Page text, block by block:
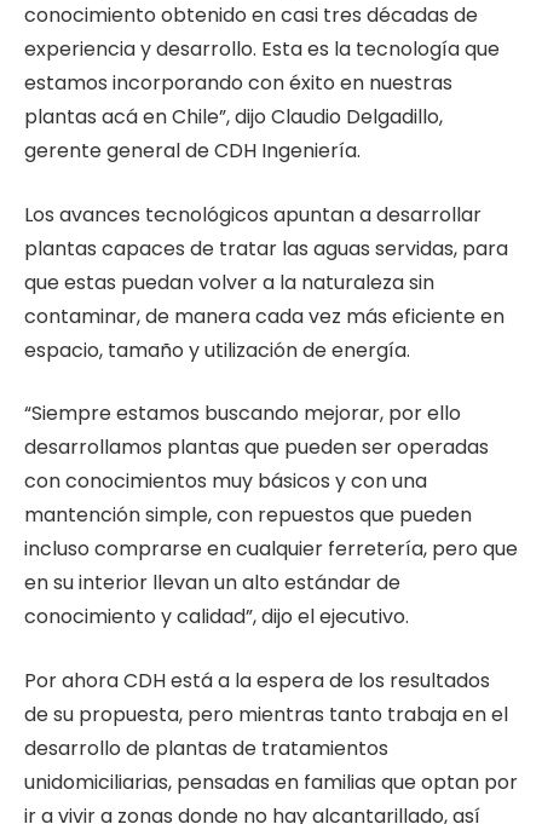
conocimiento obtenido en casi tres décadas de
experiencia y desarrollo. Esta es la tecnología que
estamos incorporando con éxito en nuestras
plantas acá en Chile”, dijo Claudio Delgadillo,
gerente general de CDH Ingeniería.
Los avances tecnológicos apuntan a desarrollar
plantas capaces de tratar las aguas servidas, para
que estas puedan volver a la naturaleza sin
contaminar, de manera cada vez más eficiente en
espacio, tamaño y utilización de energía.
“Siempre estamos buscando mejorar, por ello
desarrollamos plantas que pueden ser operadas
con conocimientos muy básicos y con una
mantención simple, con repuestos que pueden
incluso comprarse en cualquier ferretería, pero que
en su interior llevan un alto estándar de
conocimiento y calidad”, dijo el ejecutivo.
Por ahora CDH está a la espera de los resultados
de su propuesta, pero mientras tanto trabaja en el
desarrollo de plantas de tratamientos
unidomiciliarias, pensadas en familias que optan por
ir a vivir a zonas donde no hay alcantarillado, así